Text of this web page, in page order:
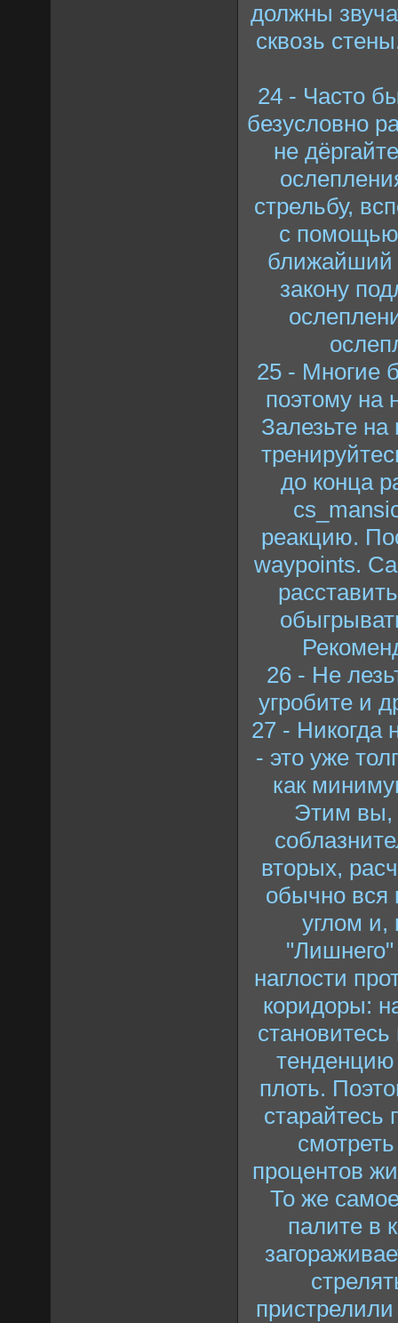
должны
сквозь
24 - Часто
безусловно
не
стрельбу,
с помощью
ближайший
закону
25 - Многие
поэтому на
Залезьте
до конца
реакцию.
waypoints.
26 - Не
угробите и
27 - Никогда
- это уже
как
Этим вы,
вторых,
обычно вся
углом и,
наглости
коридоры:
тенденцию
плоть.
старайтесь
процентов
То же
палите в